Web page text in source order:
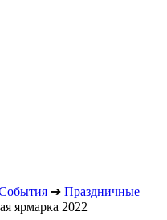
➔ Праздничные
ярмарка 2022